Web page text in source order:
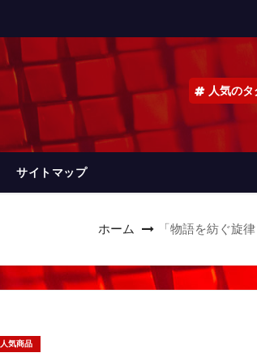
人気のタ
サイトマップ
ホーム 「物語を紡ぐ旋
人気商品